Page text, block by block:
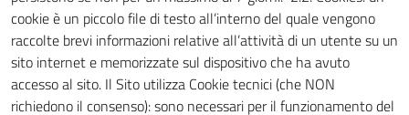
cookie è un piccolo file di testo all’interno del quale vengono
raccolte brevi informazioni relative all’attività di un utente su un
sito internet e memorizzate sul dispositivo che ha avuto
accesso al sito. Il Sito utilizza Cookie tecnici (che NON
richiedono il consenso): sono necessari per il funzionamento del